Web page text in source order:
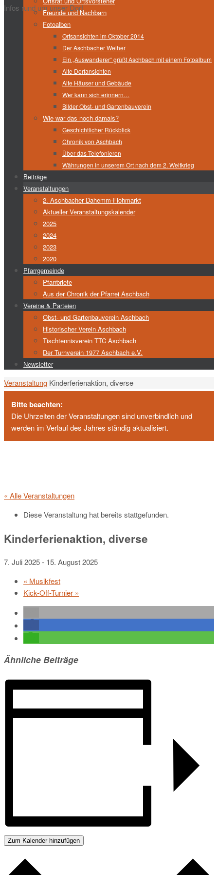
Infos rund um unser Dorf
Freunde und Nachbarn
Fotoalben
Ortsansichten im Oktober 2014
Der Aschbacher Weiher
Ein „Auswanderer“ grüßt Aschbach mit einem Fotoalbum
Alte Dorfansichten
Alte Häuser und Gebäude
Wer kann sich erinnern…
Bilder Obst- und Gartenbauverein
Wie war das noch damals?
Geschichtlicher Rückblick
Chronik von Aschbach
Über das Telefonieren
Währungen in unserem Ort nach dem 2. Weltkrieg
Beiträge
Veranstaltungen
2. Aschbacher Dahemm-Flohmarkt
Aktueller Veranstaltungskalender
2025
2024
2023
2020
Pfarrgemeinde
Pfarrbriefe
Aus der Chronik der Pfarrei Aschbach
Vereine & Parteien
Obst- und Gartenbauverein Aschbach
Historischer Verein Aschbach
Tischtennisverein TTC Aschbach
Der Turnverein 1977 Aschbach e.V.
Newsletter
Start
Veranstaltung Kinderferienaktion, diverse
Bitte beachten:
Die Uhrzeiten der Veranstaltungen sind unverbindlich und
werden im Verlauf des Jahres ständig aktualisiert.
« Alle Veranstaltungen
Diese Veranstaltung hat bereits stattgefunden.
Kinderferienaktion, diverse
7. Juli 2025- 15. August 2025
« Musikfest
Kick-Off-Turnier »
Ähnliche Beiträge
Zum Kalender hinzufügen